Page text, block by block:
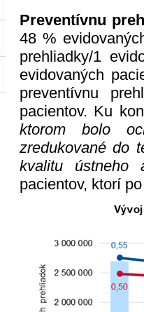
Preventívnu
48 %
prehliadky/1
evidovaných
preventívnu
pacientov. Ku
ktorom bolo
zredukované do
kvalitu ústneho
pacientov, ktorí